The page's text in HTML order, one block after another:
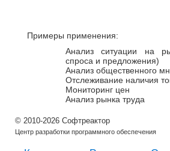
Примеры применения:
Анализ ситуации на
спроса и предложения)
Анализ общественного
Отслеживание наличия
Мониторинг цен
Анализ рынка труда
© 2010-2026 Софтреактор
Центр разработки программного обеспечения